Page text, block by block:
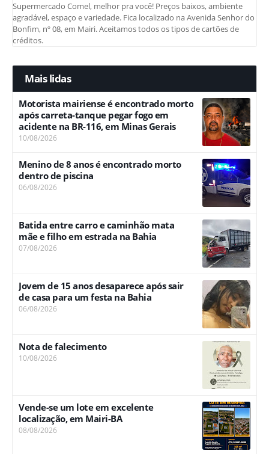
Supermercado Comel, melhor pra você! Preços baixos, ambiente
agradável, espaço e variedade. Fica localizado na Avenida Senhor do
Bonfim, nº 08, em Mairi. Aceitamos todos os tipos de cartões de
créditos.
Mais lidas
Motorista mairiense é encontrado morto
após carreta-tanque pegar fogo em
acidente na BR-116, em Minas Gerais
10/08/2026
Menino de 8 anos é encontrado morto
dentro de piscina
06/08/2026
Batida entre carro e caminhão mata
mãe e filho em estrada na Bahia
07/08/2026
Jovem de 15 anos desaparece após sair
de casa para um festa na Bahia
06/08/2026
Nota de falecimento
10/08/2026
Vende-se um lote em excelente
localização, em Mairi-BA
08/08/2026